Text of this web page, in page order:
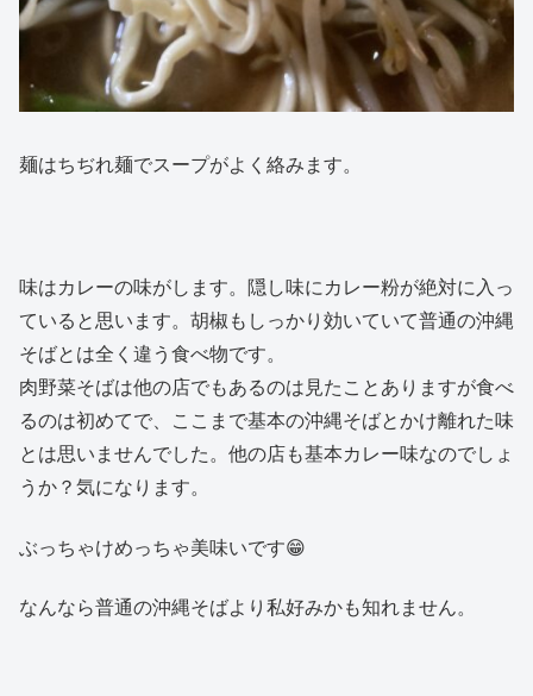
麺はちぢれ麺でスープがよく絡みます。
味はカレーの味がします。隠し味にカレー粉が絶対に入っ
ていると思います。胡椒もしっかり効いていて普通の沖縄
そばとは全く違う食べ物です。
肉野菜そばは他の店でもあるのは見たことありますが食べ
るのは初めてで、ここまで基本の沖縄そばとかけ離れた味
とは思いませんでした。他の店も基本カレー味なのでしょ
うか？気になります。
ぶっちゃけめっちゃ美味いです😁
なんなら普通の沖縄そばより私好みかも知れません。